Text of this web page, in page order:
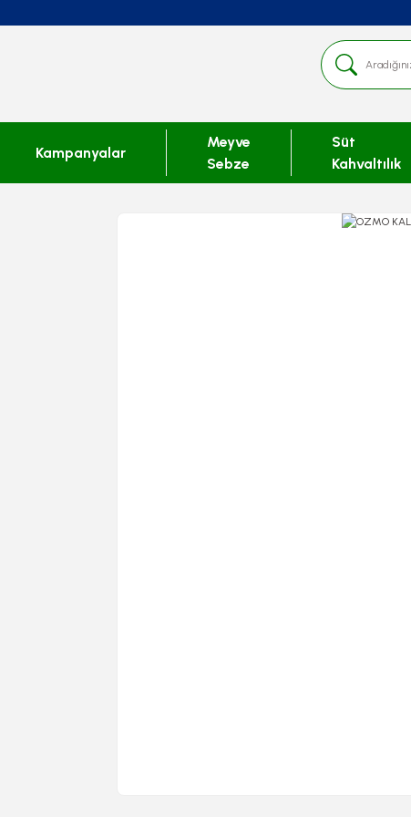
Kampanyalar
Meyve
Sebze
Süt
Kahvaltılık